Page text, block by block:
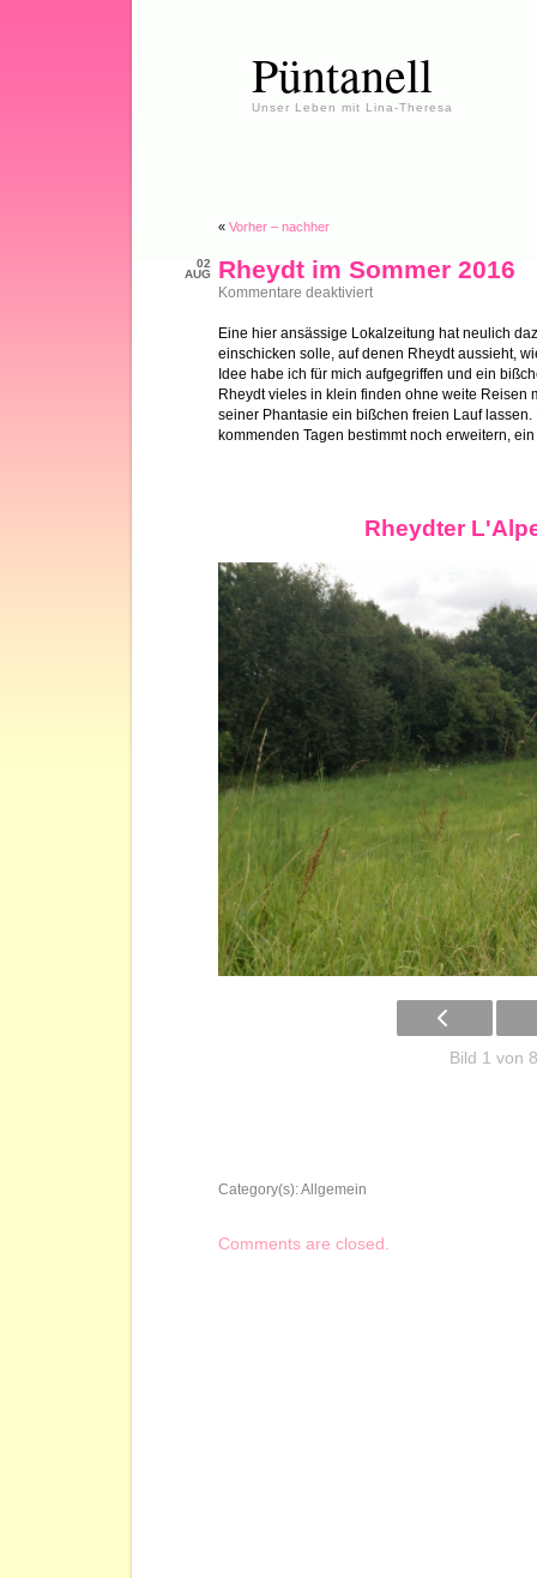
Püntanell
Unser Leben mit Lina-Theresa
« Vorher – nachher
02
AUG
Rheydt im Sommer 2016
Kommentare deaktiviertfür
Sommer
2016
Eine hier ansässige Lokalzeitung hat neulich
einschicken solle, auf denen Rheydt aussieht,
Idee habe ich für mich aufgegriffen und ein
Rheydt vieles in klein finden ohne weite Reisen
seiner Phantasie ein bißchen freien Lauf
kommenden Tagen bestimmt noch erweitern,
Rheydter
Bild 1 von 8
Category(s):Allgemein
Comments are closed.